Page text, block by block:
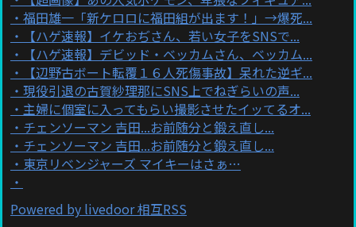
福田雄一「新ケロロに福田組が出ます！」→爆死...
【ハゲ速報】イケおぢさん、若い女子をSNSで...
【ハゲ速報】デビッド・ベッカムさん、ベッカム...
【辺野古ボート転覆１６人死傷事故】呆れた逆ギ...
現役引退の古賀紗理那にSNS上でねぎらいの声...
主婦に個室に入ってもらい撮影させたイッてるオ...
チェンソーマン 吉田...お前随分と鍛え直し...
チェンソーマン 吉田...お前随分と鍛え直し...
東京リベンジャーズ マイキーはさぁ…
Powered by livedoor 相互RSS